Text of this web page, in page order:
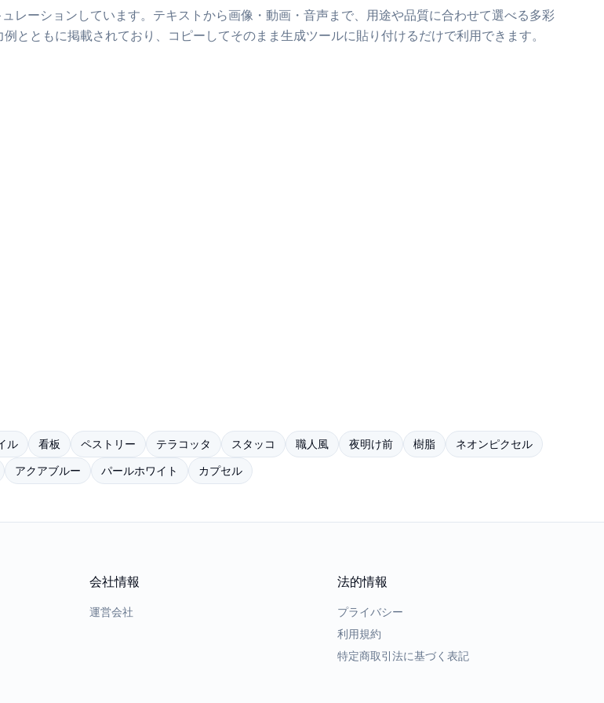
レーションしています。 テキストから画像・動画・音声まで、用途や品質に合わせて選べる多彩
とともに掲載されており、コピーしてそのまま生成ツールに貼り付けるだけで利用できます。
ル 看板 ペストリー テラコッタ スタッコ 職人風 夜明け前 樹脂
ネオンピクセル
アクアブルー パールホワイト カプセル
会社情報
運営会社
法的情報
プライバシー
利用規約
特定商取引法に基づく表記